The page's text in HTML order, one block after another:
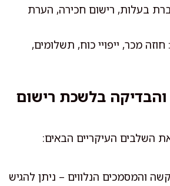
בעלות, רישום חכירה, הערת
מכר, ייפויי כוח, תשלומים,
בלשכת רישום
השלבים העיקריים הבאים:
והמסמכים הנלווים – ניתן להגיש